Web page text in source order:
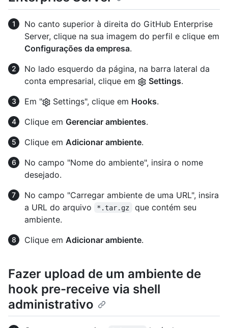
No canto superior à direita do GitHub Enterprise
Server, clique na sua imagem do perfil e clique em
Configurações da empresa.
No lado esquerdo da página, na barra lateral da
conta empresarial, clique em
Settings.
Em "
Settings", clique em Hooks.
Clique em Gerenciar ambientes.
Clique em Adicionar ambiente.
No campo "Nome do ambiente", insira o nome
desejado.
No campo "Carregar ambiente de uma URL", insira
a URL do arquivo
*.tar.gz
que contém seu
ambiente.
Clique em Adicionar ambiente.
Fazer upload de um ambiente de
hook pre-receive via shell
administrativo